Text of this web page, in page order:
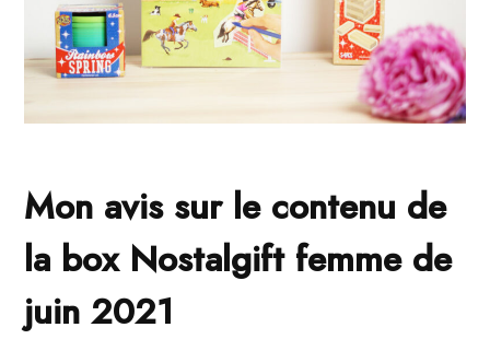
Mon avis sur le contenu de
la box Nostalgift femme de
juin 2021